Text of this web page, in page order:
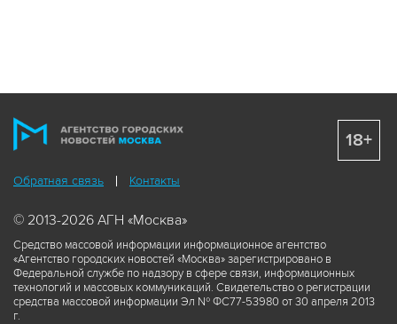
Обратная связь Контакты
© 2013-2026 АГН «Москва»
Средство массовой информации информационное агентство
«Агентство городских новостей «Москва» зарегистрировано в
Федеральной службе по надзору в сфере связи, информационных
технологий и массовых коммуникаций. Свидетельство о регистрации
средства массовой информации Эл № ФС77-53980 от 30 апреля 2013
г.
18+